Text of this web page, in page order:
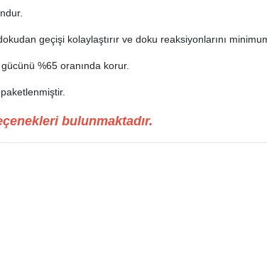
geçişi kolaylaştırır ve doku reaksiyonlarını
%65 oranında korur.
bulunmaktadır.